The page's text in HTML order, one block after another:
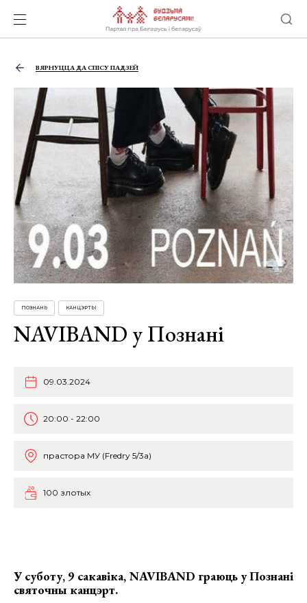
ВЯРНУЦЦА ДА СПІСУ ПАДЗЕЙ
ПОЗНАНЬ КАНЦЭРТЫ
NAVIBAND у Познані
09.03.2024
20:00 - 22:00
прастора МУ (Fredry 5/3a)
100 злотых
У суботу, 9 сакавіка, NAVIBAND граюць у Познані
святочны канцэрт.